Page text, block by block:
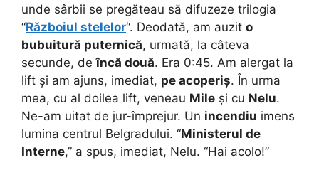
unde sârbii se pregăteau să difuzeze trilogia
“Războiul stelelor“. Deodată, am auzit o
bubuitură puternică, urmată, la câteva
secunde, deîncă două. Era 0:45. Am alergat la
lift și am ajuns, imediat, pe acoperiș. În urma
mea, cu al doilea lift, veneau Mile și cu Nelu.
Ne-am uitat de jur-împrejur. Un incendiu imens
lumina centrul Belgradului. “Ministerul de
Interne,” a spus, imediat, Nelu. “Hai acolo!”